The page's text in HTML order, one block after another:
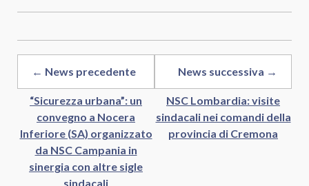
← News precedente
“Sicurezza urbana”: un
convegno a Nocera
Inferiore (SA) organizzato
da NSC Campania in
sinergia con altre sigle
sindacali
News successiva →
NSC Lombardia: visite
sindacali nei comandi della
provincia di Cremona